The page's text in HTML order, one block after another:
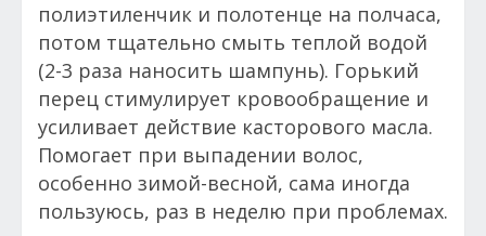
полиэтиленчик и полотенце на полчаса,
потом тщательно смыть теплой водой
(2-3 раза наносить шампунь). Горький
перец стимулирует кровообращение и
усиливает действие касторового масла.
Помогает при выпадении волос,
особенно зимой-весной, сама иногда
пользуюсь, раз в неделю при проблемах.